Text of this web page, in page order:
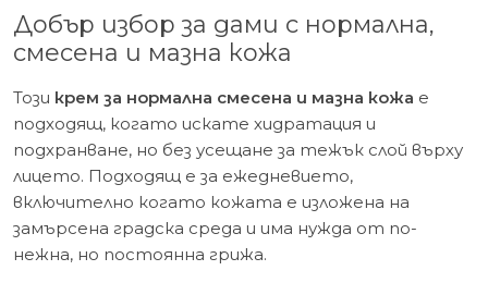
Добър избор за дами с нормална,
смесена и мазна кожа
Този крем за нормална смесена и мазна кожа е
подходящ, когато искате хидратация и
подхранване, но без усещане за тежък слой върху
лицето. Подходящ е за ежедневието,
включително когато кожата е изложена на
замърсена градска среда и има нужда от по-
нежна, но постоянна грижа.